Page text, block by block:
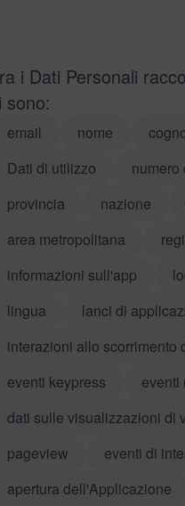
i Dati Personali
sono:
email nome
Dati di utilizzo
numero
provincia
nazione
area metropolitana
informazioni sull'app
lingua
lanci di
interazioni allo scorrimento
eventi keypress
eventi
dati sulle visualizzazioni di
pageview
eventi di
apertura dell'Applicazione